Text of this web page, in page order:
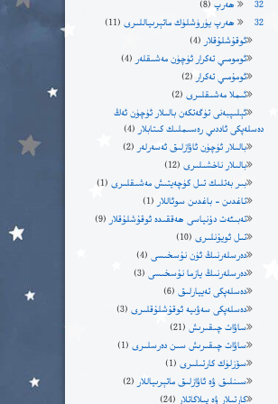
32 ھەرپ
(8)
32 ھەرپ يۈرۈشلۈك ماتېرىياللىرى
(11)
ئوقۇشلۇقلار (4)
ئومومىي تەكرار ئۈچۈن مەشىقلەر (4)
ئومۇمىي تەكرار (2)
ئىملا مەشىقلىرى(2)
ئېلىپبەنى تۈگەتكەن بالىلار ئۈچۈن ئەڭ
دەسلەپكى ئاددىي رەسىملىك كىتابلار (4)
بالىلار ئۈچۈن ئاۋازلىق ئەسەرلەر (2)
بالىلار ناخشىلىرى(12)
بىر بەتلىك تىل كۈچەيتىش مەشىقلىرى(1)
تاغدىن – باغدىن سوئاللار (1)
تەبىئەت دۇنياسى ھەققىدە ئوقۇشلۇقلار (9)
تىل ئويۇنلىرى(10)
دەرسلەرنىڭ ئۈن نۇسخىسى(4)
دەرسلەرنىڭ يازما نۇسخىسى(3)
دەسلەپكى تەييارلىق(6)
دەسلەپكى سەۋىيە ئوقۇشلۇقلىرى(3)
ساۋات چىقىرىش(21)
ساۋات چىقىرىش سىن دەرسلىرى(1)
سۆزلۈك كارتىلىرى(1)
سىنلىق ۋە ئاۋازلىق ماتېرىياللار (2)
كارتىلار ۋە پىلاكاتلار (24)